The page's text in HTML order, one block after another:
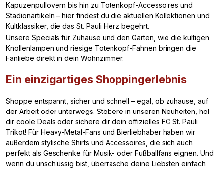
Kapuzenpullovern bis hin zu Totenkopf-Accessoires und
Stadionartikeln – hier findest du die aktuellen Kollektionen und
Kultklassiker, die das St. Pauli Herz begehrt.
Unsere Specials für Zuhause und den Garten, wie die kultigen
Knollenlampen und riesige Totenkopf-Fahnen bringen die
Fanliebe direkt in dein Wohnzimmer.
Ein einzigartiges Shoppingerlebnis
Shoppe entspannt, sicher und schnell – egal, ob zuhause, auf
der Arbeit oder unterwegs. Stöbere in unseren Neuheiten, hol
dir coole Deals oder sichere dir dein offizielles FC St. Pauli
Trikot! Für Heavy-Metal-Fans und Bierliebhaber haben wir
außerdem stylische Shirts und Accessoires, die sich auch
perfekt als Geschenke für Musik- oder Fußballfans eignen. Und
wenn du unschlüssig bist, überrasche deine Liebsten einfach